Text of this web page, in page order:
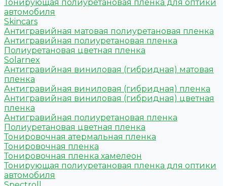
Тонирующая полиуретановая пленка для оптики
автомобиля
Skincars
Антигравийная матовая полиуретановая пленка
Антигравийная полиуретановая пленка
Полиуретановая цветная пленка
Solarnex
Антигравийная виниловая (гибридная) матовая
пленка
Антигравийная виниловая (гибридная) пленка
Антигравийная виниловая (гибридная) цветная
пленка
Антигравийная полиуретановая пленка
Полиуретановая цветная пленка
Тонировочная атермальная пленка
Тонировочная пленка
Тонировочная пленка хамелеон
Тонирующая полиуретановая пленка для оптики
автомобиля